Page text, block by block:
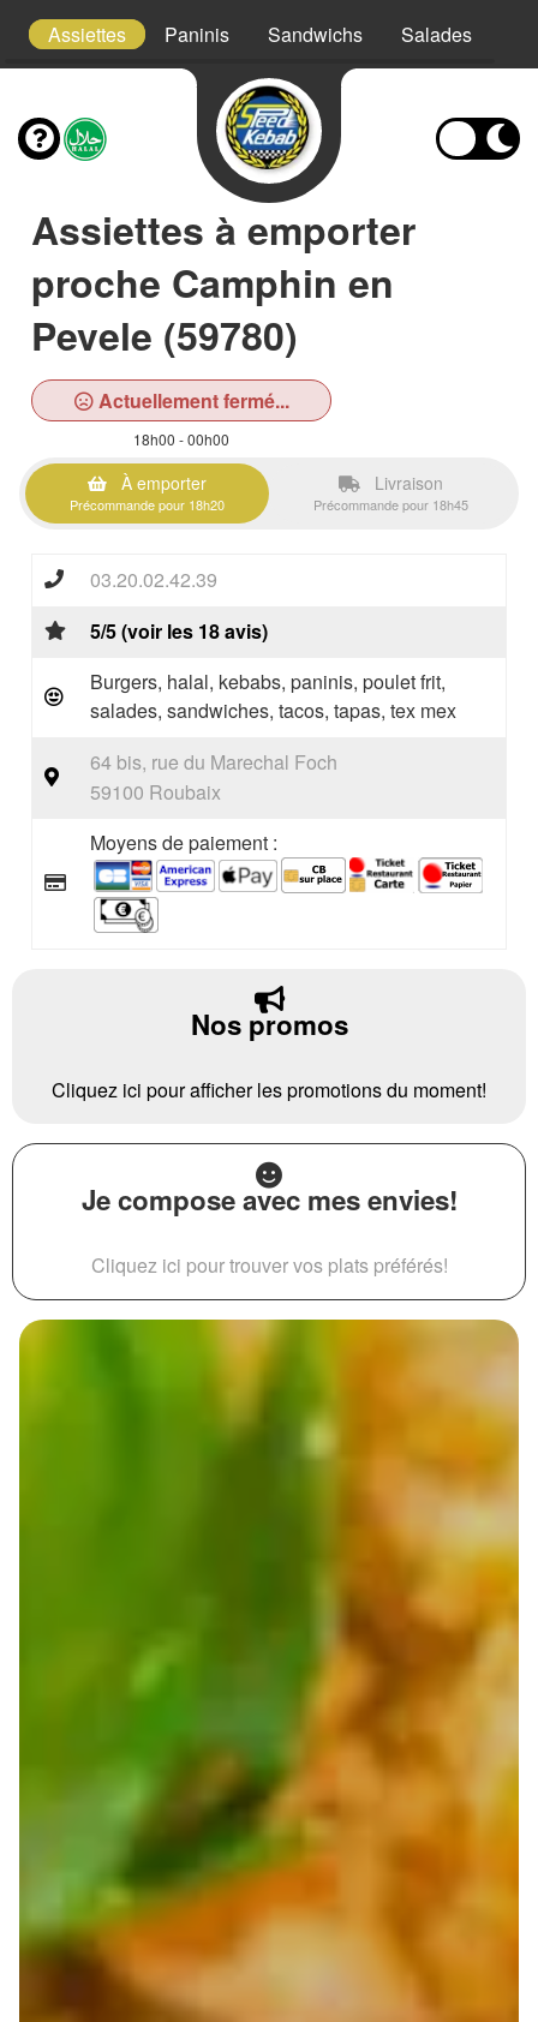
Assiettes Paninis Sandwichs Salades
Assiettes à emporter
proche Camphin en
Pevele (59780)
Actuellement fermé...
18h00 - 00h00
À emporter
Précommande pour 18h20
Livraison
Précommande pour 18h45
03.20.02.42.39
5/5 (voir les 18 avis)
Burgers, halal, kebabs, paninis, poulet frit,
salades, sandwiches, tacos, tapas, tex mex
64 bis, rue du Marechal Foch
59100 Roubaix
Moyens de paiement :
Nos promos
Cliquez ici pour afficher les promotions du moment!
Je compose avec mes envies!
Cliquez ici pour trouver vos plats préférés!